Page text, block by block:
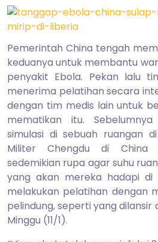
Pemerintah China tengah
keduanya untuk membantu
penyakit Ebola. Pekan lalu
menerima pelatihan secara
dengan tim medis lain untuk
mematikan itu.
simulasi di sebuah ruangan
Militer Chengdu di China
sedemikian rupa agar suhu
yang akan mereka hadapi di
melakukan pelatihan dengan
pelindung, seperti yang dilansir
Minggu (11/1).